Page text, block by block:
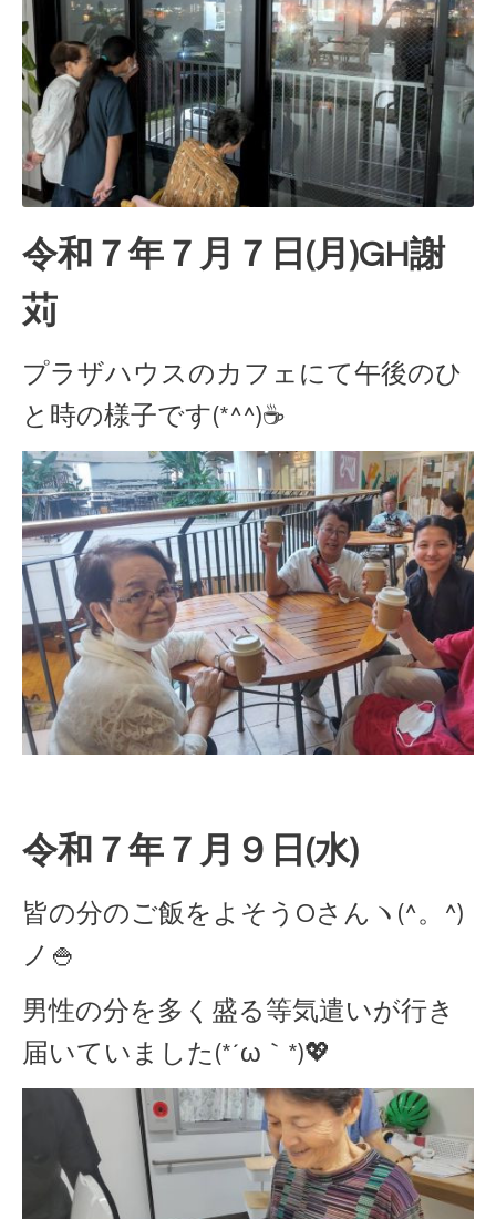
令和７年７月７日(月)GH謝
苅
プラザハウスのカフェにて午後のひ
と時の様子です(*^^)☕
令和７年７月９日(水)
皆の分のご飯をよそうOさんヽ(^。^)
ノ🍚
男性の分を多く盛る等気遣いが行き
届いていました(*´ω｀*)💖